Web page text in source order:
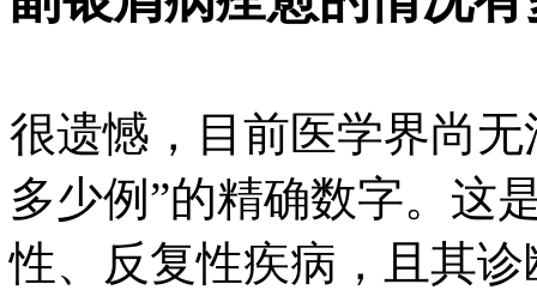
很遗憾，目前医学界尚
多少例”的精确数字。这
性、反复性疾病，且其